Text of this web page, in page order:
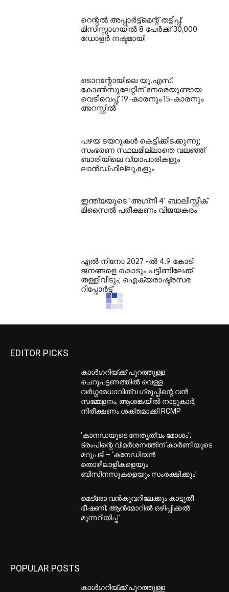
റെന്റല്‍ അപ്പാര്‍ട്ട്‌മെന്റ് തട്ടിപ്പ്:
മിസിസ്സാഗയില്‍ 8 പേര്‍ക്ക് 30,000
ഡോളര്‍ നഷ്ടമായി
ടൊറന്റോയിലെ യു.എസ്.
കോൺസുലേറ്റിന് നേരെയുണ്ടായ
വെടിവെപ്പ്; 19-കാരനും 15-കാരനും
അറസ്റ്റിൽ
പഴയ ടയറുകള്‍ കെട്ടിക്കിടക്കുന്നു;
സംഭരണ സ്ഥലമില്ലാതെ വലഞ്ഞ്
ബാരിയിലെ വ്യാപാരികളും
ലാന്‍ഡ്ഫില്ലുകളും
ഇന്ത്യയുടെ ‘അഗ്‌നി 4’ ബാലിസ്റ്റിക്
മിസൈല്‍ പരീക്ഷണം വിജയകരം
എല്‍ നിനോ 2027 -ല്‍ 4.9 കോടി
ജനങ്ങളെ കൊടും പട്ടിണിലേക്ക്
തള്ളിവിടും; ഐക്യരാഷ്ട്രസഭ
റിപ്പോര്‍ട്ട്
EDITOR PICKS
കാൾഗറിയ്ക്ക് പുറത്തുള്ള
ചെറുപട്ടണത്തിൽ വെള്ള
വർഗ്ഗമേധാവിത്വ ഗ്രൂപ്പിന്റെ വൻ
സമ്മേളനം; ആശങ്കയിൽ നാട്ടുകാർ,
നിരീക്ഷണം ശക്തമാക്കി RCMP
‘കാനഡയുടെ നേതൃത്വം മോശം’;
ട്രംപിന്റെ വിമർശനത്തിന് കാർണിയുടെ
മറുപടി – ‘കനേഡിയൻ
തൊഴിലാളികളെയും
ബിസിനസുകളെയും സംരക്ഷിക്കും’
മെട്രോ വൻകൂവറിലേക്കും കാട്ടുതീ
ഭീഷണി; ആൻമോറിൽ ഒഴിപ്പിക്കൽ
മുന്നറിയിപ്പ്
POPULAR POSTS
കാൾഗറിയ്ക്ക് പുറത്തുള്ള